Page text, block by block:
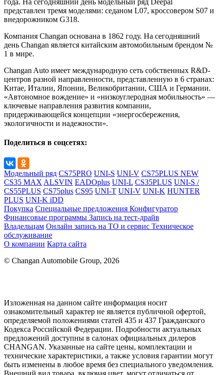
представлен тремя моделями: седаном L07, кроссовером S07 и
внедорожником G318.
Компания Changan основана в 1862 году. На сегодняшний
день Changan является китайским автомобильным брендом №
1 в мире.
Changan Auto имеет международную сеть собственных R&D-
центров разной направленности, представленную в 6 странах:
Китае, Италии, Японии, Великобритании, США и Германии.
«Автономное вождение» и «низкоуглеродная мобильность» —
ключевые направления развития компании,
придерживающейся концепции «энергосбережения,
экологичности и надежности».
Поделиться в соцсетях:
Модельный ряд CS75PRO UNI-S UNI-V CS75PLUS NEW
CS35 MAX ALSVIN EADOplus UNI-L CS35PLUS UNI-S /
CS55PLUS CS75plus CS95 UNI-T UNI-V UNI-K HUNTER
PLUS UNI-K iDD
Покупка Специальные предложения Конфигуратор
Финансовые программы Запись на тест-драйв
Владельцам Онлайн запись на ТО и сервис Техническое
обслуживание
О компании Карта сайта
© Changan Automobile Group, 2026
Изложенная на данном сайте информация носит
ознакомительный характер не является публичной офертой,
определяемой положениями статей 435 и 437 Гражданского
Кодекса Российской Федерации. Подробности актуальных
предложений доступны в салонах официальных дилеров
CHANGAN. Указанные на сайте цены, комплектации и
технические характеристики, а также условия гарантии могут
быть изменены в любое время без специального уведомления.